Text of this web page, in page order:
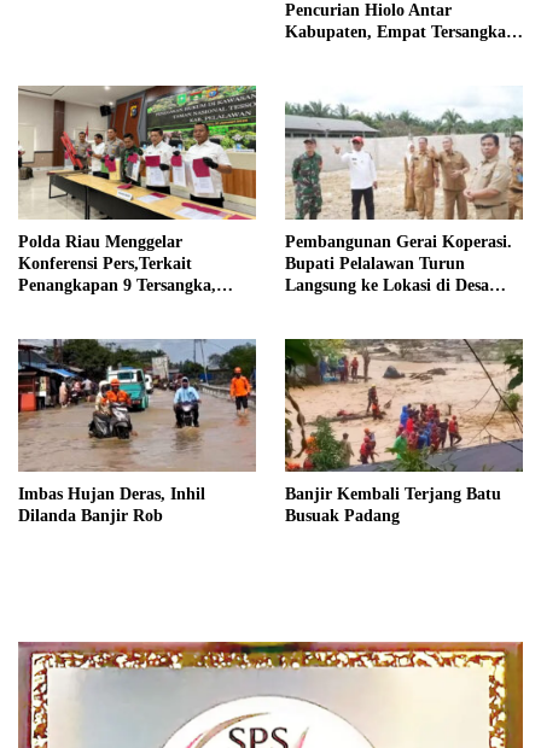
Pencurian Hiolo Antar
Kabupaten, Empat Tersangka
Polda Riau Menggelar
Konferensi Pers,Terkait
Penangkapan 9 Tersangka,
Pembangunan Gerai Koperasi.
Bupati Pelalawan Turun
Langsung ke Lokasi di Desa
Imbas Hujan Deras, Inhil
Dilanda Banjir Rob
Banjir Kembali Terjang Batu
Busuak Padang